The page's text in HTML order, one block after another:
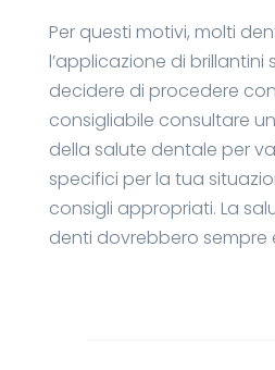
Per questi motivi, molti
l’applicazione di brillantini
decidere di procedere
consigliabile consultare
della salute dentale per
specifici per la tua
consigli appropriati. La
denti dovrebbero sempre